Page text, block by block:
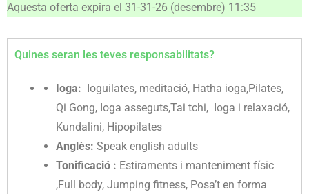
Aquesta oferta expira el 31-31-26 (desembre) 11:35
Quines seran les teves responsabilitats?
Ioga:
Ioguilates, meditació, Hatha ioga,Pilates,
Qi Gong, Ioga asseguts,Tai tchi, Ioga i relaxació,
Kundalini, Hipopilates
Anglès: Speak english adults
Tonificació : Estiraments i manteniment físic
,Full body, Jumping fitness, Posa’t en forma